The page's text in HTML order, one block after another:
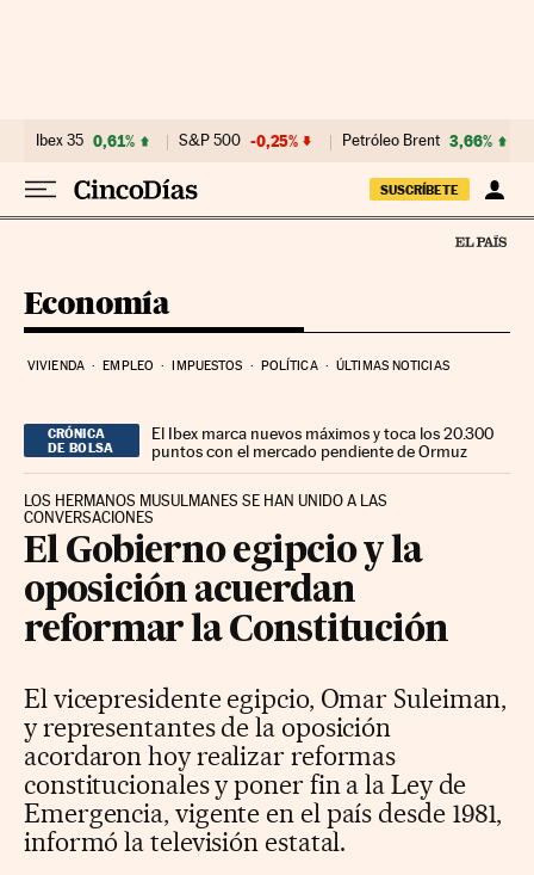
Ibex 35 0,61% S&P 500 -0,25% Petróleo Brent 3,66%
SUSCRÍBETE
Economía
VIVIENDA EMPLEO IMPUESTOS POLÍTICA ÚLTIMAS NOTICIAS
CRÓNICA
DE BOLSA
El Ibex marca nuevos máximos y toca los 20.300
puntos con el mercado pendiente de Ormuz
LOS HERMANOS MUSULMANES SE HAN UNIDO A LAS
CONVERSACIONES
El Gobierno egipcio y la
oposición acuerdan
reformar la Constitución
El vicepresidente egipcio, Omar Suleiman,
y representantes de la oposición
acordaron hoy realizar reformas
constitucionales y poner fin a la Ley de
Emergencia, vigente en el país desde 1981,
informó la televisión estatal.